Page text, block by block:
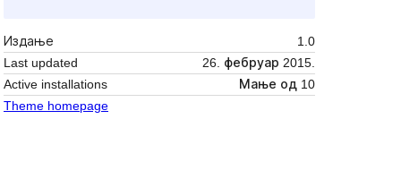
Издање
1.0
Last updated
26. фебруар 2015.
Active installations
Мање од 10
Theme homepage